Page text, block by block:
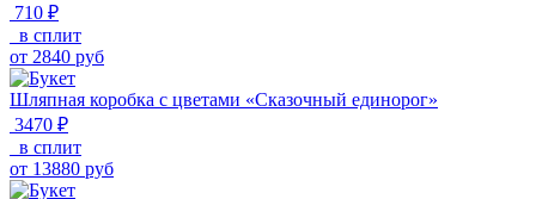
710 ₽
в сплит
от 2840 руб
Шляпная коробка с цветами «Сказочный единорог»
3470 ₽
в сплит
от 13880 руб